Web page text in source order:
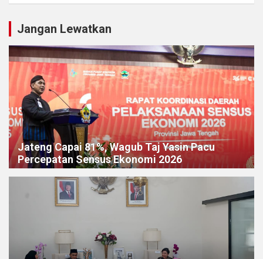
Jangan Lewatkan
Jateng Capai 81%, Wagub Taj Yasin Pacu
Percepatan Sensus Ekonomi 2026